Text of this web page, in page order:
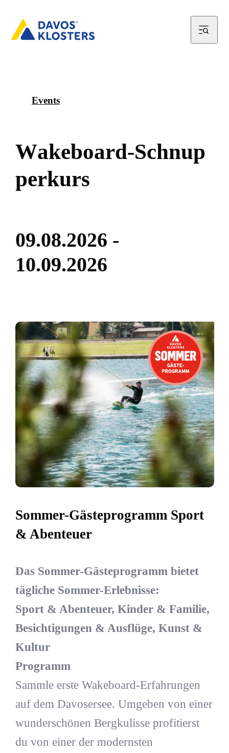
Events
Wakeboard-Schnup
perkurs
09.08.2026 -
10.09.2026
Sommer-Gästeprogramm Sport
& Abenteuer
Das Sommer-Gästeprogramm bietet
tägliche Sommer-Erlebnisse:
Sport & Abenteuer, Kinder & Familie,
Besichtigungen & Ausflüge, Kunst &
Kultur
Programm
Sammle erste Wakeboard-Erfahrungen
auf dem Davosersee. Umgeben von einer
wunderschönen Bergkulisse profitierst
du von einer der modernsten